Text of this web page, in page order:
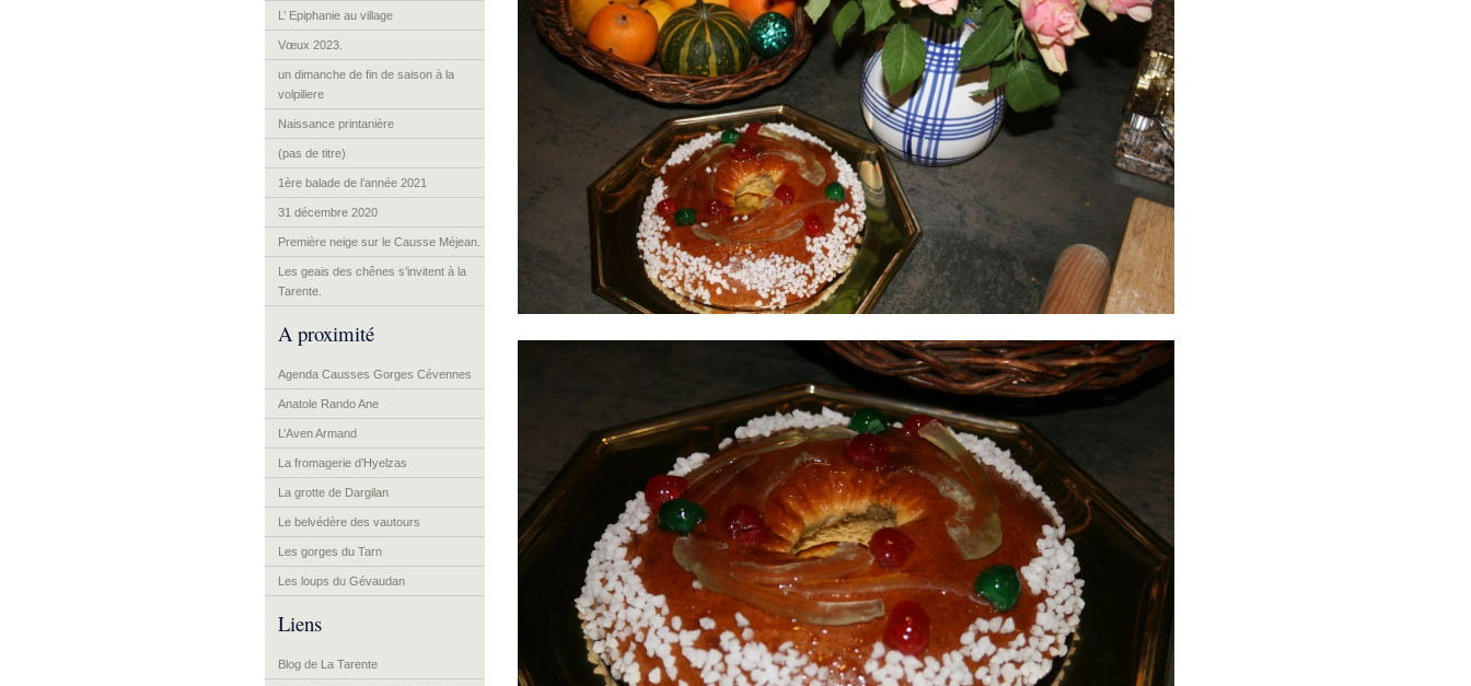
L’ Epiphanie au village
Vœux 2023.
un dimanche de fin de saison à la
volpiliere
Naissance printanière
(pas de titre)
1ère balade de l’année 2021
31 décembre 2020
Première neige sur le Causse Méjean.
Les geais des chênes s’invitent à la
Tarente.
A proximité
Agenda Causses Gorges Cévennes
Anatole Rando Ane
L’Aven Armand
La fromagerie d’Hyelzas
La grotte de Dargilan
Le belvédère des vautours
Les gorges du Tarn
Les loups du Gévaudan
Liens
Blog de La Tarente